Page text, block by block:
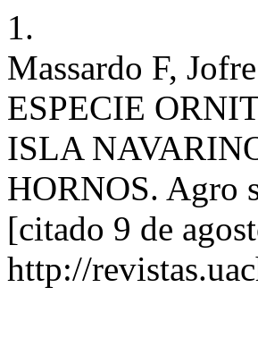
1.
Massardo F,
ESPECIE
ISLA
HORNOS. Agro
[citado 9 de
http://